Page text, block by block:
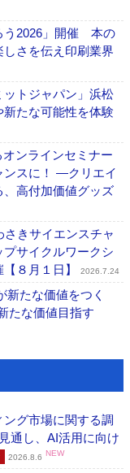
う2026」開催 本の
さを伝え印刷業界
トジャパン」浜松
たな可能性を体験
ンラインセミナー
ンスに！ ―クリエイ
高付加価値グッズ
きサイエンスチャ
サイクルワークシ
８月１日】
2026.7.24
たな価値をつく
たな価値目指す
グ市場に関する調
通し、AI活用に向け
2026.8.6 NEW